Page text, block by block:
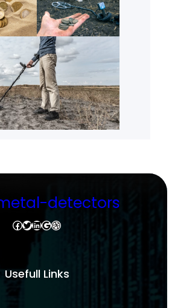
detectors
Facebook Twitter LinkedIn Google Dribbble
Usefull Links